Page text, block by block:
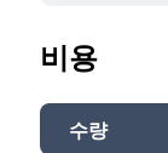
비용
수량